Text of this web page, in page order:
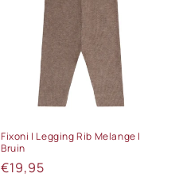
Fixoni | Legging Rib Melange |
Bruin
Normale
€19,95